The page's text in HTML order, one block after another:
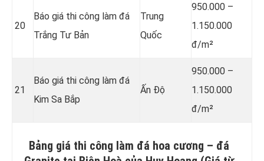
20
Báo giá thi công làm đá
Trắng Tư Bản
Trung
Quốc
950.000 –
1.150.000
đ/m²
21
Báo giá thi công làm đá
Kim Sa Bắp
Ấn Độ
950.000 –
1.150.000
đ/m²
Bảng giá thi công làm đá hoa cương – đá